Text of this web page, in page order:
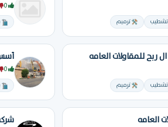
تشطيب ترميم
0
للمقاولات العامه
تشطيب ترميم
أسس
0
العامه